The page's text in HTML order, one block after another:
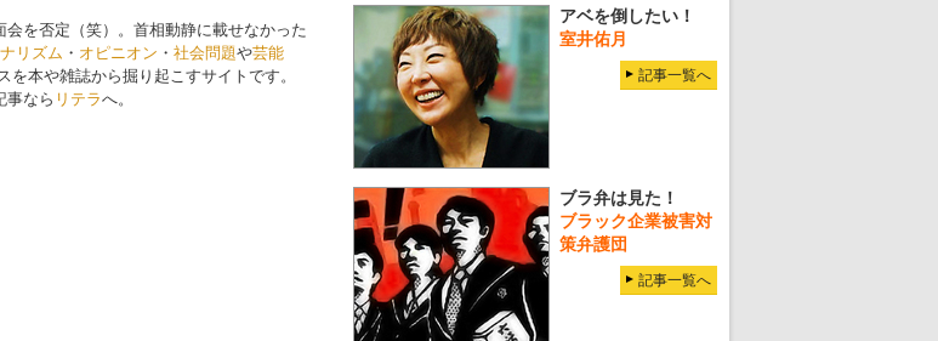
を否定（笑）。首相動静に載せなかった
リズム ・ オピニオン ・ 社会問題や芸能
を本や雑誌から掘り起こすサイトです。
事なら リテラへ。
アベを倒したい！
室井佑月
記事一覧へ
ブラ弁は見た！
ブラック企業被害対
策弁護団
記事一覧へ